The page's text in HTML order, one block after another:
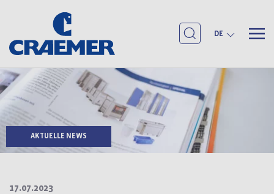
DE
AKTUELLE NEWS
17.07.2023